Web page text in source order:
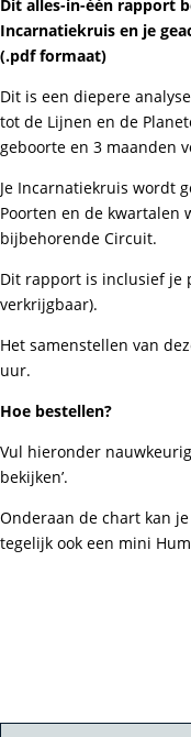
Dit alles-in-één rapport
Incarnatiekruis en je
(.pdf formaat)
Dit is een diepere
tot de Lijnen en de
geboorte en 3 maanden
Je Incarnatiekruis wordt
Poorten en de kwartalen
bijbehorende Circuit.
Dit rapport is inclusief je
verkrijgbaar).
Het samenstellen van
uur.
Hoe bestellen?
Vul hieronder
bekijken’.
Onderaan de chart kan
tegelijk ook een mini